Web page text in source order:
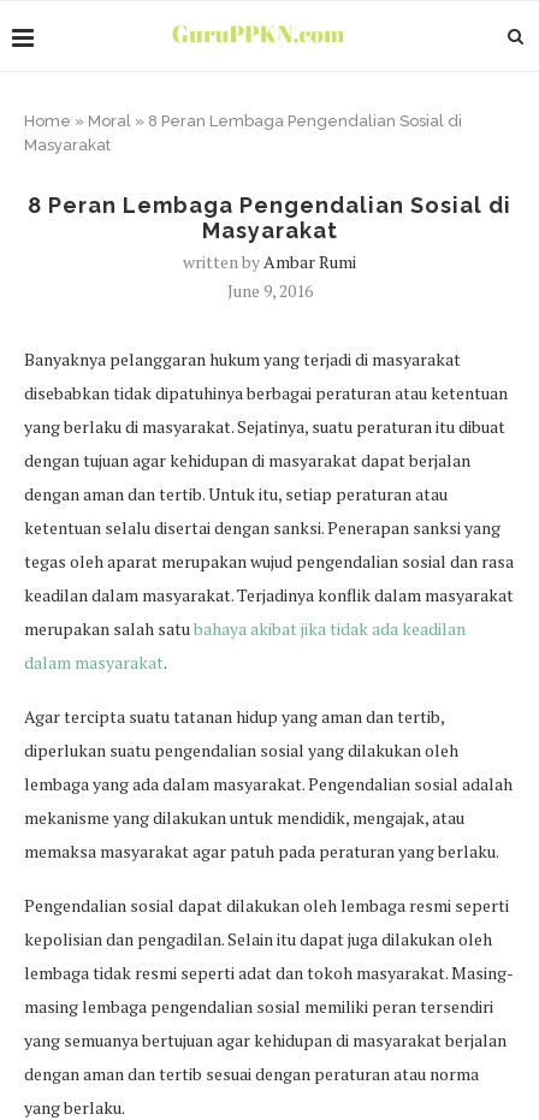
Home » Moral » 8 Peran Lembaga Pengendalian Sosial di
Masyarakat
8 Peran Lembaga Pengendalian Sosial di
Masyarakat
written byAmbar Rumi
June 9, 2016
Banyaknya pelanggaran hukum yang terjadi di masyarakat
disebabkan tidak dipatuhinya berbagai peraturan atau ketentuan
yang berlaku di masyarakat. Sejatinya, suatu peraturan itu dibuat
dengan tujuan agar kehidupan di masyarakat dapat berjalan
dengan aman dan tertib. Untuk itu, setiap peraturan atau
ketentuan selalu disertai dengan sanksi. Penerapan sanksi yang
tegas oleh aparat merupakan wujud pengendalian sosial dan rasa
keadilan dalam masyarakat. Terjadinya konflik dalam masyarakat
merupakan salah satubahaya akibat jika tidak ada keadilan
dalam masyarakat.
Agar tercipta suatu tatanan hidup yang aman dan tertib,
diperlukan suatu pengendalian sosial yang dilakukan oleh
lembaga yang ada dalam masyarakat. Pengendalian sosial adalah
mekanisme yang dilakukan untuk mendidik, mengajak, atau
memaksa masyarakat agar patuh pada peraturan yang berlaku.
Pengendalian sosial dapat dilakukan oleh lembaga resmi seperti
kepolisian dan pengadilan. Selain itu dapat juga dilakukan oleh
lembaga tidak resmi seperti adat dan tokoh masyarakat. Masing-
masing lembaga pengendalian sosial memiliki peran tersendiri
yang semuanya bertujuan agar kehidupan di masyarakat berjalan
dengan aman dan tertib sesuai dengan peraturan atau norma
yang berlaku.